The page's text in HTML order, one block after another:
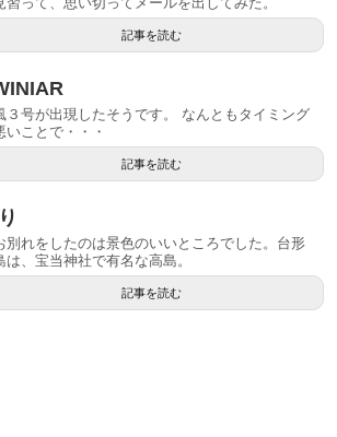
記事を読む
３号が出現したそうです。 なんともタイミング
いことで・・・
記事を読む
れをしたのは景色のいいところでした。台形
は、宝当神社で有名な高島。
記事を読む